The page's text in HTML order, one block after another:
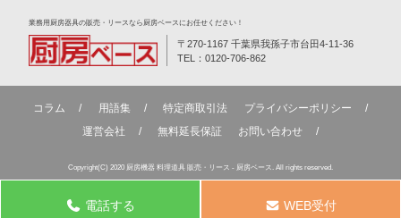
業務⽤厨房器具の販売・リースなら厨房ベースにお任せください！
〒270-1167 千葉県我孫子市台田4-11-36
TEL：0120-706-862
コラム 用語集 特定商取引法
プライバシーポリシー
運営会社
無料延⻑保証 お問い合わせ
Copyright(C) 2020 厨房機器 料理道具 販売・リース - 厨房ベース. All rights reserved.
電話する WEB受付